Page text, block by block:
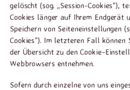
gelöscht (sog. „Session-Cookies“),
Cookies länger auf Ihrem Endgerät
Speichern von Seiteneinstellungen
Cookies“). Im letzteren Fall können
der Übersicht zu den Cookie-
Webbrowsers entnehmen.
Sofern durch einzelne von uns